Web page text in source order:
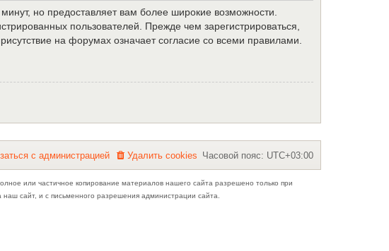
но предоставляет вам более широкие возможности.
пользователей. Прежде чем зарегистрироваться,
на форумах означает согласие со всеми правилами.
Часовой пояс: UTC+03:00
Удалить cookies
заться с администрацией
или частичное копирование материалов нашего сайта разрешено только при
сайт, и с письменного разрешения администрации сайта.